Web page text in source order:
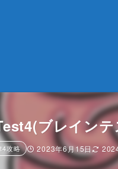
ブレイン
攻略 2023年6月15日